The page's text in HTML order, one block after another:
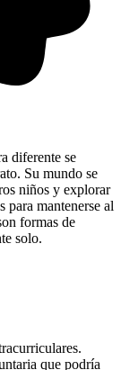
diferente se
Su mundo se
niños y explorar
para mantenerse al
formas de
solo.
.
que podría